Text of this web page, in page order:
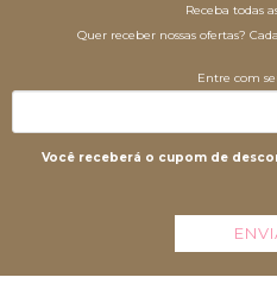
Receba todas
Quer receber nossas ofertas?
Entre com
Você receberá o cupom de